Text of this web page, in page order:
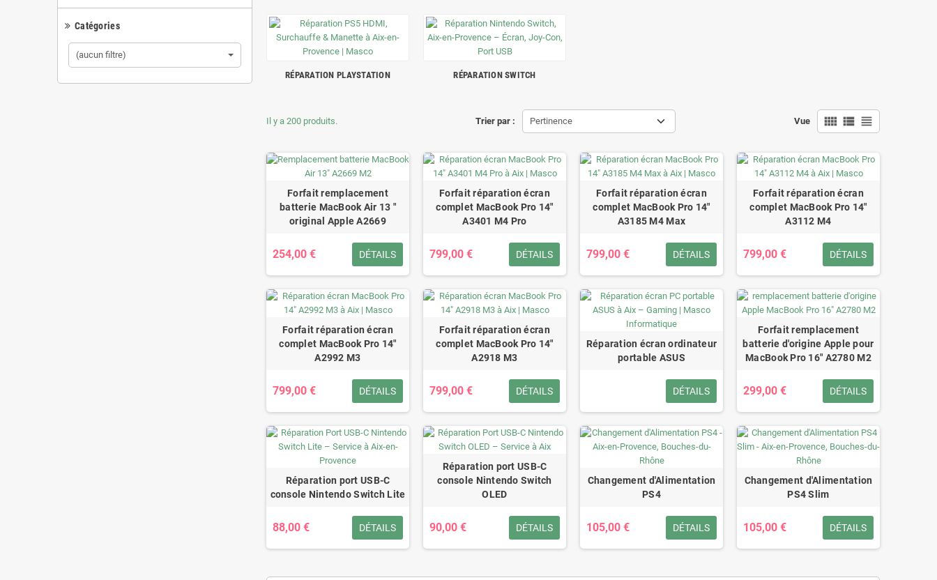
Catégories
(aucun filtre)
RÉPARATION PLAYSTATION RÉPARATION SWITCH
Trier par : Pertinence Vue view_comfy view_list view_headline
Il y a 200 produits.
Forfait remplacement
batterie MacBook Air 13 "
original Apple A2669
254,00 € DÉTAILS
Forfait réparation écran
complet MacBook Pro 14"
A3401 M4 Pro
799,00 € DÉTAILS
Forfait réparation écran
complet MacBook Pro 14"
A3185 M4 Max
799,00 € DÉTAILS
Forfait réparation écran
complet MacBook Pro 14"
A3112 M4
799,00 € DÉTAILS
Forfait réparation écran
complet MacBook Pro 14"
A2992 M3
799,00 € DÉTAILS
Forfait réparation écran
complet MacBook Pro 14"
A2918 M3
799,00 € DÉTAILS
Réparation écran ordinateur
portable ASUS
DÉTAILS
Forfait remplacement
batterie d'origine Apple pour
MacBook Pro 16" A2780 M2
299,00 € DÉTAILS
Réparation port USB-C
console Nintendo Switch Lite
88,00 € DÉTAILS
Réparation port USB-C
console Nintendo Switch
OLED
90,00 € DÉTAILS
Changement d'Alimentation
PS4
105,00 € DÉTAILS
Changement d'Alimentation
PS4 Slim
105,00 € DÉTAILS